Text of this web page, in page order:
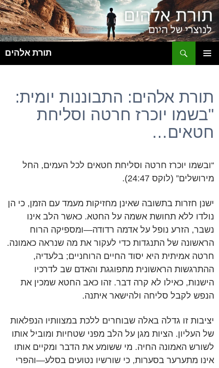
תורת אלהים
תורת אלהים: התבוננות יומית:
"בשמו יוכרז חרטה וסליחת
חטאים…
“ובשמו יוכרז חרטה וסליחת חטאים לכל העמים, החל
מירושלים” (לוקס 24:47).
ישנן חזרות בתשובה שאינן מחזיקות מעמד עם הזמן, כי הן
נולדו ללא תחושת אשמה על החטא. כאשר הלב אינו
נשבר, הזרע נופל על אדמה רדודה—ומספיקה הרוח
הראשונה של התנגדות כדי לעקור את מה שנראה כאמונה.
חרטה אמיתית היא יסוד החיים הרוחניים; בלעדיה,
ההתרגשות הראשונית מתפוגגת והאדם שב לדרכיו
הישנות, כאילו לא קרה דבר. זהו כאב החטא שמכין את
הנפש לקבל סליחה ולהישאר איתנה.
יציבות זו גדלה באלה שבוחרים ללכת במצוותיו הנפלאות
של העליון. הציות מגן על הלב מפני שטחיות ומוביל אותו
לשורש האמונה החיה. מי ששומע את הדבר ומקיים אותו
אינו מתערער בסערות, כי שורשיו נטועים בסלע—והפרי